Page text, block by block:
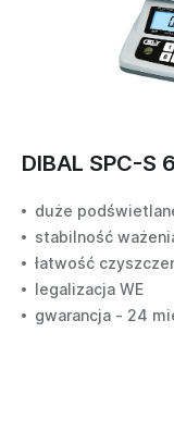
uniwersalna
Zakres ważenia
15/30 kg
DIBAL SPC-S
duże
stabilność
łatwość
legalizacja WE
gwarancja - 24